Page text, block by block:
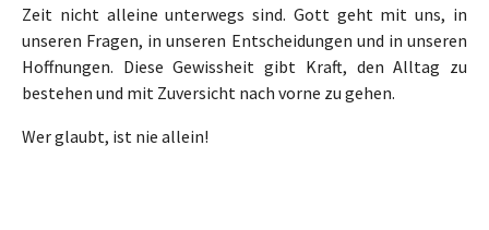
Zeit nicht alleine unterwegs sind. Gott geht mit uns, in
unseren Fragen, in unseren Entscheidungen und in unseren
Hoffnungen. Diese Gewissheit gibt Kraft, den Alltag zu
bestehen und mit Zuversicht nach vorne zu gehen.
Wer glaubt, ist nie allein!